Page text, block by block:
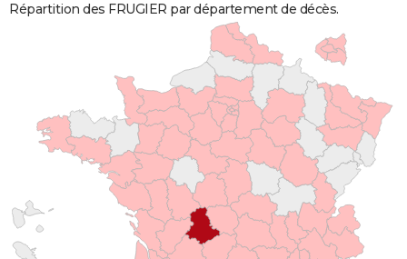
Répartition des FRUGIER par département de décès.